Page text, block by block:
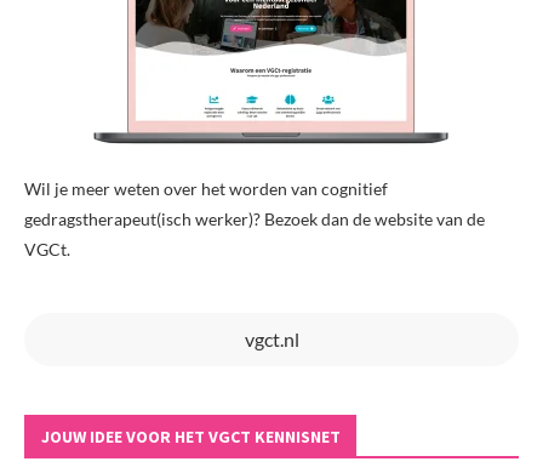
Wil je meer weten over het worden van cognitief
gedragstherapeut(isch werker)? Bezoek dan de website van de
VGCt.
vgct.nl
JOUW IDEE VOOR HET VGCT KENNISNET